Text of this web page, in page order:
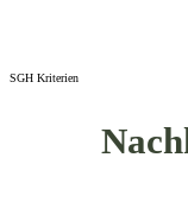
SGH Kriterien